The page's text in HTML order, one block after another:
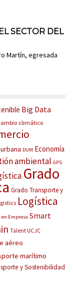
SECTOR DEL
Martín, egresada
Big Data
climático
DUM Economía
ambiental GPS
Grado
Grado Transporte y
Logística
en Empresa Smart
Talent UCJC
aéreo
marítimo
y Sostenibilidad